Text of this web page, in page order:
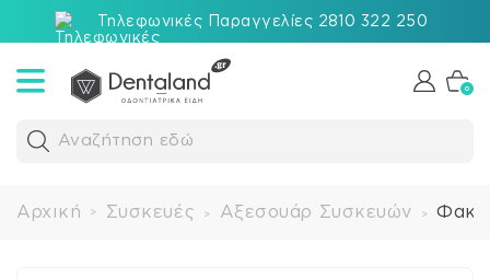
Τηλεφωνικές Παραγγελίες 2810 322 250
Αναζήτηση εδώ
0
Αρχική > Συσκευές > Αξεσουάρ Συσκευών >